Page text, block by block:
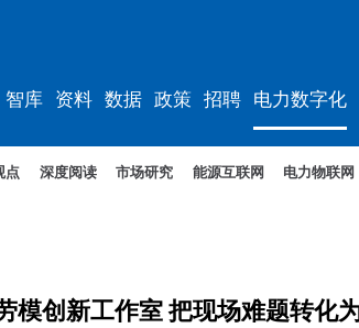
智库 资料 数据 政策 招聘 电力数字化
点 深度阅读 市场研究 能源互联网 电力物联网
模创新工作室 把现场难题转化